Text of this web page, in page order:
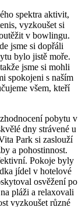
spektra aktivit,
vyzkoušet si
v bowlingu.
jsme si dopřáli
bylo jistě moře.
jsme si mohli
spokojeni s naším
všem, kteří
pobytu v
dny strávené u
Park si zaslouží
a pohostinnost.
Pokoje byly
jídel v hotelové
osvěžení po
pláži a relaxovali
vyzkoušet různé